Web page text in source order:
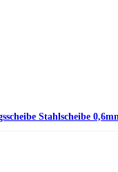
Stahlscheibe